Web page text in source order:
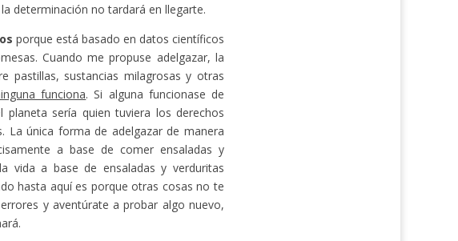
determinación no tardará en llegarte.
porque está basado en datos científicos
Cuando me propuse adelgazar, la
pastillas, sustancias milagrosas y otras
funciona. Si alguna funcionase de
sería quien tuviera los derechos
La única forma de adelgazar de manera
a base de comer ensaladas y
vida a base de ensaladas y verduritas
hasta aquí es porque otras cosas no te
y aventúrate a probar algo nuevo,